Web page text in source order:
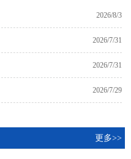
2026/8/3
2026/7/31
2026/7/31
2026/7/29
更多>>